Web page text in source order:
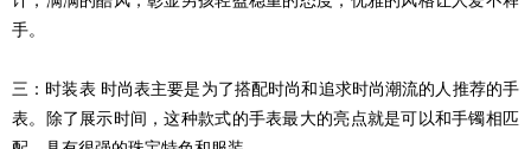
手。
三：时装表 时尚表主要是为了搭配时尚和追求时尚潮流的人推荐的手
表。除了展示时间，这种款式的手表最大的亮点就是可以和手镯相匹